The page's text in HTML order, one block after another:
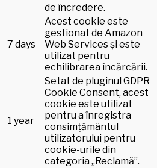
de încredere.
7 days
Acest cookie este
gestionat de Amazon
Web Services și este
utilizat pentru
echilibrarea încărcării.
1 year
Setat de pluginul GDPR
Cookie Consent, acest
cookie este utilizat
pentru a înregistra
consimțământul
utilizatorului pentru
cookie-urile din
categoria „Reclamă”.